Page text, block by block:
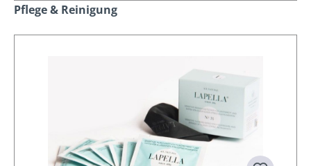
Produktgalerie überspringen
Pflege & Reinigung